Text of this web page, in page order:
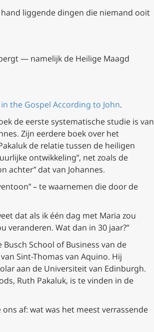
hand liggende dingen die niemand ooit
— namelijk de Heilige Maagd
in the Gospel According to John.
de eerste systematische studie is van
Zijn eerdere boek over het
de relatie tussen de heiligen
ontwikkeling”, net zoals de
achter” dat van Johannes.
– te waarnemen die door de
dat als ik één dag met Maria zou
Wat dan in 30 jaar?”
School of Business van de
Sint-Thomas van Aquino. Hij
aan de Universiteit van Edinburgh.
Ruth Pakaluk, is te vinden in de
af: wat was het meest verrassende